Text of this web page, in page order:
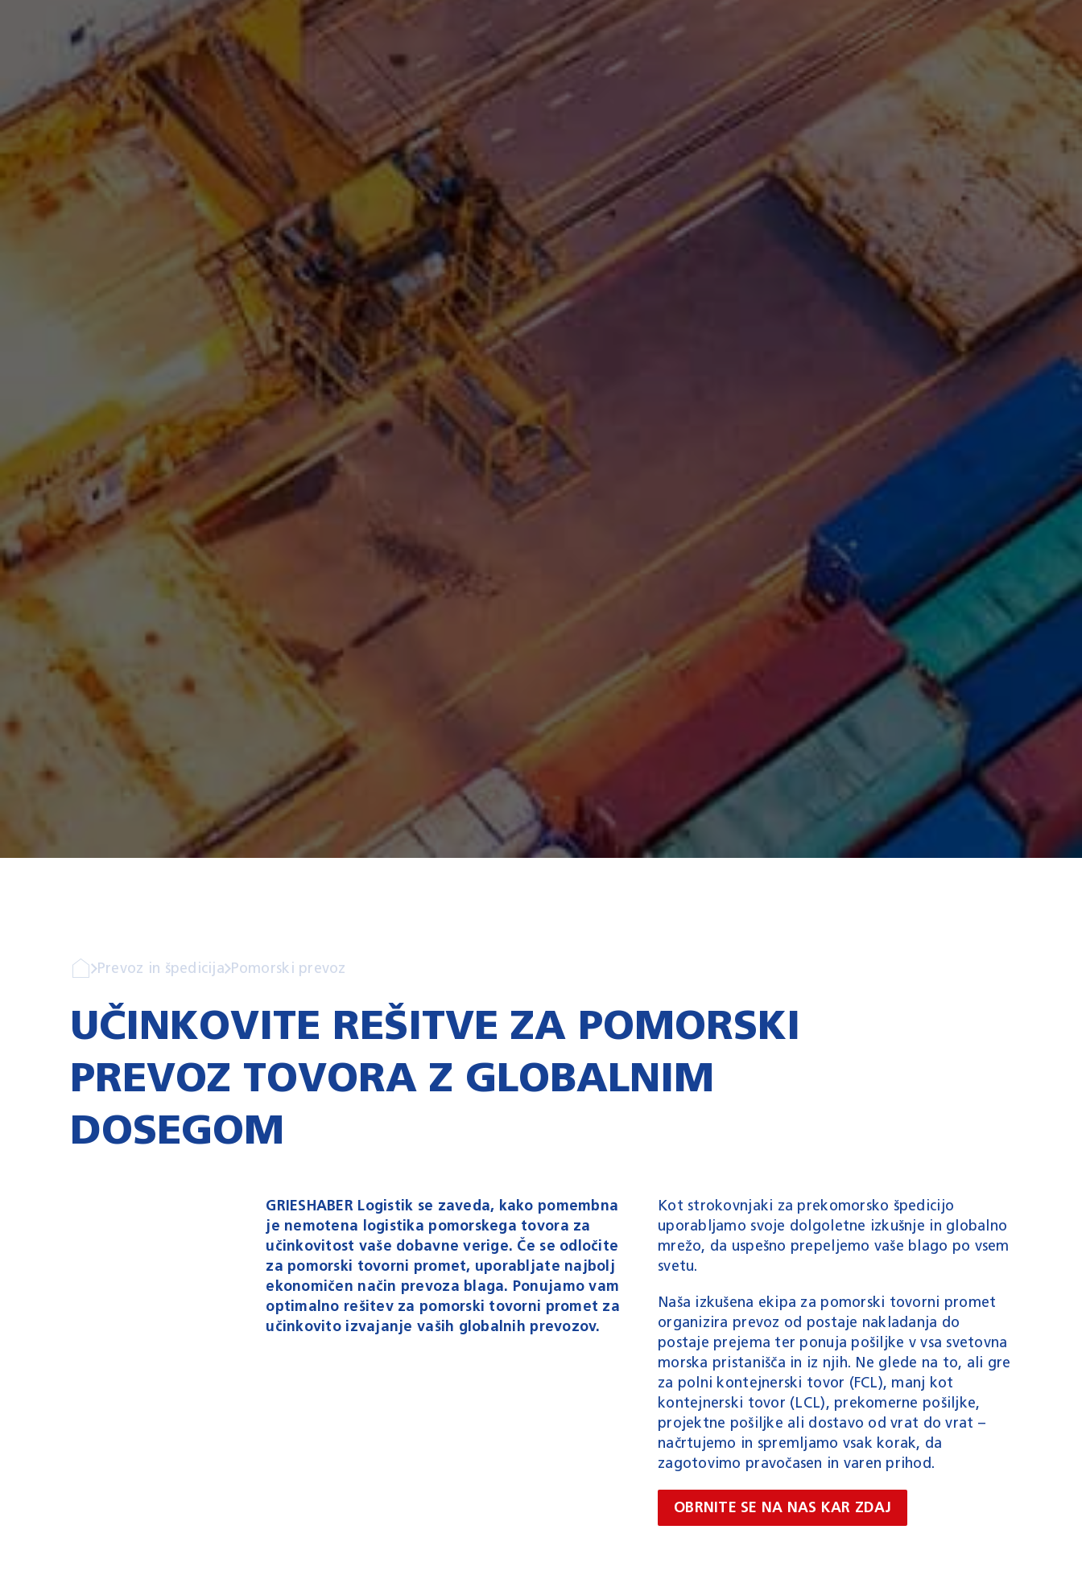
Prevoz in špedicija Pomorski prevoz
UČINKOVITE REŠITVE ZA POMORSKI
PREVOZ TOVORA Z GLOBALNIM
DOSEGOM
GRIESHABER Logistik se zaveda, kako pomembna
je nemotena logistika pomorskega tovora za
učinkovitost vaše dobavne verige. Če se odločite
za pomorski tovorni promet, uporabljate najbolj
ekonomičen način prevoza blaga. Ponujamo vam
optimalno rešitev za pomorski tovorni promet za
učinkovito izvajanje vaših globalnih prevozov.
Kot strokovnjaki za prekomorsko špedicijo
uporabljamo svoje dolgoletne izkušnje in globalno
mrežo, da uspešno prepeljemo vaše blago po vsem
svetu.
Naša izkušena ekipa za pomorski tovorni promet
organizira prevoz od postaje nakladanja do
postaje prejema ter ponuja pošiljke v vsa svetovna
morska pristanišča in iz njih. Ne glede na to, ali gre
za polni kontejnerski tovor (FCL), manj kot
kontejnerski tovor (LCL), prekomerne pošiljke,
projektne pošiljke ali dostavo od vrat do vrat –
načrtujemo in spremljamo vsak korak, da
zagotovimo pravočasen in varen prihod.
OBRNITE SE NA NAS KAR ZDAJ